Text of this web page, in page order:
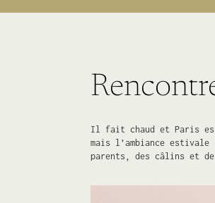
Il fait chaud et Paris est
mais l’ambiance
parents, des câlins et